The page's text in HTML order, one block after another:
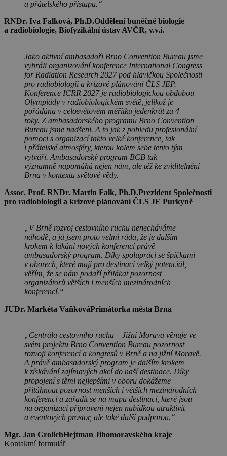
a přátelského přístupu.“
RNDr. Iva Falková, Ph.D.Oddělení buněčné biologie
a radiobiologie, Biofyzikální ústav AVČR, v.v.i.
Jako aktivní ambasadoři Brno Convention Bureau jsme
vyhráli organizování konference International Congress
for Radiation Research 2027 pod hlavičkou Společnosti
pro radiobiologii a krizové plánování ČLS JEP.
Konference ICRR 2027 je radiobiologickou obdobou
Olympiády v radiobiologickém světě, jelikož je
pořádána v celosvětovém měřítku jedenkrát za 4
roky. Z ambasadorského programu Brno Convention
Bureau jsme nadšeni. A to jak z pohledu profesionální
pomoci s organizací takto velké konference, tak
i přátelské atmosféry, kterou kolem sebe tento tým
vytváří. Ambasadorský program BCB tak
významně napomáhá nejen nám, ale též ke zviditelnění
Brna v kontextu světové vědy.
Assoc. Prof. RNDr. Martin Falk, Ph.D.Prezident Společnosti
pro radiobiologii a krizové plánování ČLS JE Purkyně
„V Brně rozvoj cestovního ruchu nenecháváme
náhodě, a já jsem proto velmi ráda, že je dalším
krokem k lákání nových konferencí právě
ambasadorský program. Díky spolupráci se špičkami
v oborech, které mají pro destinaci velký potenciál,
věřím, že se nám podaří přilákat pozornost
organizátorů větších i menších mezinárodních
konferencí.“
JUDr. Markéta VaňkováPrimátorka města Brna
„Centrála cestovního ruchu – Jižní Morava věnuje ve
svém projektu Brno Convention Bureau pozornost
rozvoji konferencí a kongresů v Brně a na jižní Moravě.
A právě ambasadorský program je dalším krokem
k získávání zajímavých akcí do naší destinace. Díky
propojení s těmi nejlepšími v oboru dokážeme
přitáhnout pozornost menších i větších mezinárodních
konferencí a zařadit se na mapu destinací, které jsou
na organizaci připraveni nejen nabídkou atraktivit
a eventových prostor, ale také další podporou.“
Mgr. Jan GrolichHejtman Jihomoravského kraje
Kontaktní formulář